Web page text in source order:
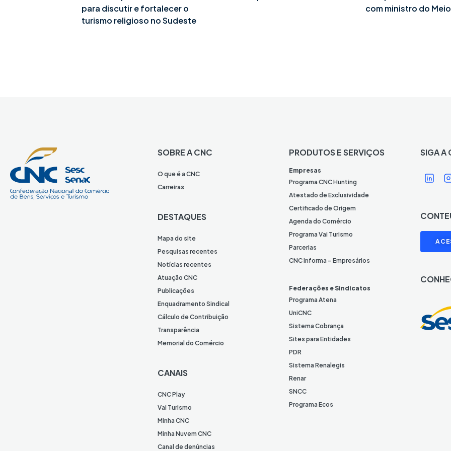
para discutir e fortalecer o
turismo religioso no Sudeste
com ministro do
SOBRE A CNC
O que é a CNC
Carreiras
DESTAQUES
Mapa do site
Pesquisas recentes
Notícias recentes
Atuação CNC
Publicações
Enquadramento Sindical
Cálculo de Contribuição
Transparência
Memorial do Comércio
CANAIS
CNC Play
Vai Turismo
Minha CNC
Minha Nuvem CNC
Canal de denúncias
PRODUTOS E SERVIÇOS
Empresas
Programa CNC Hunting
Atestado de Exclusividade
Certificado de Origem
Agenda do Comércio
Programa Vai Turismo
Parcerias
CNC Informa – Empresários
Federações e Sindicatos
Programa Atena
UniCNC
Sistema Cobrança
Sites para Entidades
PDR
Sistema Renalegis
Renar
SNCC
Programa Ecos
SIGA A
Í
c
n
e
L
i
k
e
I
n
Í
I